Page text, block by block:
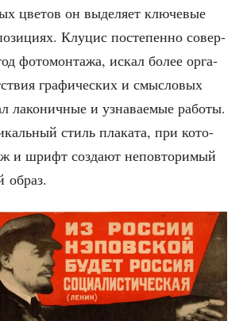
цве­тов он выде­ля­ет клю­че­вые
Клу­цис посте­пен­но совер­
фото­мон­та­жа, искал более орга­
гра­фи­че­ских и смыс­ло­вых
лако­нич­ные и узна­ва­е­мые рабо­ты.
стиль пла­ка­та, при кото­
и шрифт созда­ют непо­вто­ри­мый
образ.